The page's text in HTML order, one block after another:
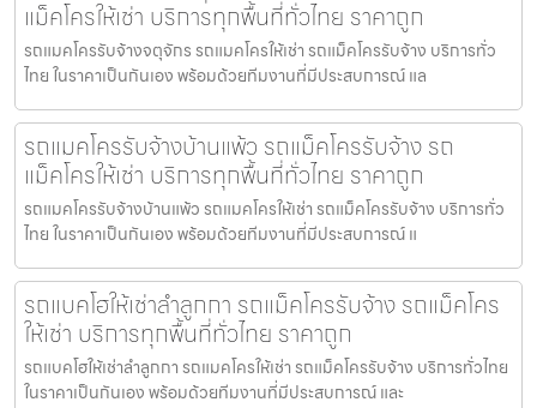
แม็คโครให้เช่า บริการทุกพื้นที่ทั่วไทย ราคาถูก
รถแมคโครรับจ้างจตุจักร รถแมคโครให้เช่า รถแม็คโครรับจ้าง บริการทั่ว
ไทย ในราคาเป็นกันเอง พร้อมด้วยทีมงานที่มีประสบการณ์ แล
รถแมคโครรับจ้างบ้านแพ้ว รถแม็คโครรับจ้าง รถ
แม็คโครให้เช่า บริการทุกพื้นที่ทั่วไทย ราคาถูก
รถแมคโครรับจ้างบ้านแพ้ว รถแมคโครให้เช่า รถแม็คโครรับจ้าง บริการทั่ว
ไทย ในราคาเป็นกันเอง พร้อมด้วยทีมงานที่มีประสบการณ์ แ
รถแบคโฮให้เช่าลำลูกกา รถแม็คโครรับจ้าง รถแม็คโคร
ให้เช่า บริการทุกพื้นที่ทั่วไทย ราคาถูก
รถแบคโฮให้เช่าลำลูกกา รถแมคโครให้เช่า รถแม็คโครรับจ้าง บริการทั่วไทย
ในราคาเป็นกันเอง พร้อมด้วยทีมงานที่มีประสบการณ์ และ